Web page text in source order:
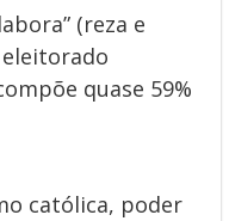
(reza e
quase 59%
católica, poder